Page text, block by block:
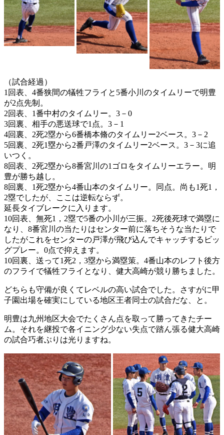
（試合経過）
1回表、4番狭間の犠牲フライと5番小川のタイムリーで明豊
が2点先制。
2回表、1番中村のタイムリー。3－0
3回裏、相手の悪送球で1点。3－1
4回裏、2死2塁から6番橋本脩のタイムリー2ベース。3－2
5回裏、2死1塁から2番戸澤のタイムリー2ベース。3－3に追
いつく。
8回表、2死2塁から8番宮川の1ゴロをタイムリーエラー。明
豊が勝ち越し。
8回裏、1死2塁から4番山本のタイムリー。同点。尚も1死1，
2塁でしたが、ここは逆転ならず。
延長タイブレークに入ります。
10回表、無死1，2塁で5番の小川が三振。2死後死球で満塁に
なり、8番宮川の当たりはセンター前に落ちそうな当たりで
したがこれをセンターの戸澤が飛び込んでキャッチするビッ
グプレー。0点で抑えます。
10回裏、送って1死2，3塁から満塁策。4番山本のレフト後方
のフライで犠牲フライとなり、健大高崎が競り勝ちました。
どちらも守備が良くてレベルの高い試合でした。さすがに甲
子園出場を確実にしている地区王者同士の試合だな、と。
明豊は九州地区大会でたくさん点を取って勝ってきたチー
ム。それを継投で各イニング少ない失点で踏ん張る健大高崎
の試合巧者ぶりは光りますね。